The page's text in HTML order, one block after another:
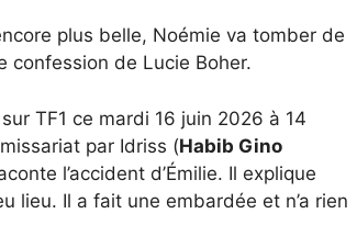
plus belle, Noémie va tomber de
confession de Lucie Boher.
TF1 ce mardi 16 juin 2026 à 14
par Idriss (Habib Gino
l’accident d’Émilie. Il explique
lieu. Il a fait une embardée et n’a rien